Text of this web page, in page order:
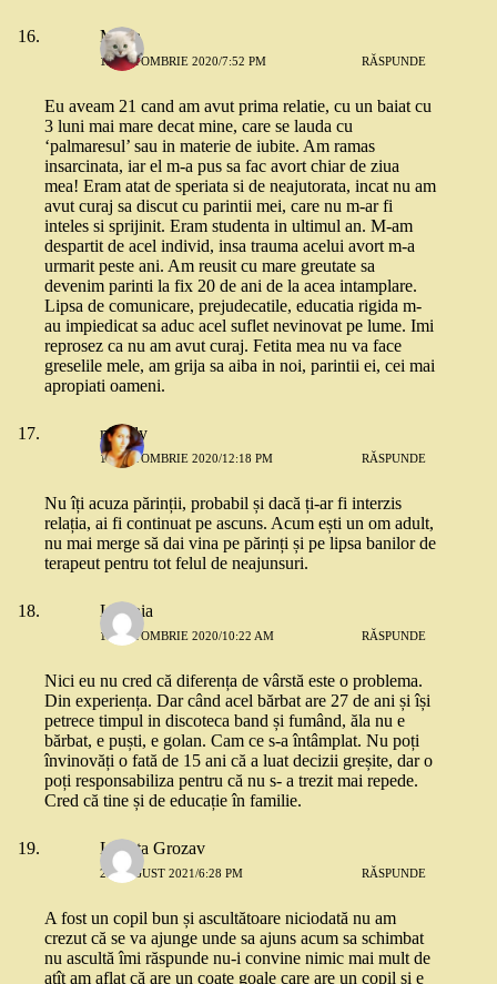
Marta
13 OCTOMBRIE 2020/7:52 PM RĂSPUNDE
Eu aveam 21 cand am avut prima relatie, cu un baiat cu
3 luni mai mare decat mine, care se lauda cu
‘palmaresul’ sau in materie de iubite. Am ramas
insarcinata, iar el m-a pus sa fac avort chiar de ziua
mea! Eram atat de speriata si de neajutorata, incat nu am
avut curaj sa discut cu parintii mei, care nu m-ar fi
inteles si sprijinit. Eram studenta in ultimul an. M-am
despartit de acel individ, insa trauma acelui avort m-a
urmarit peste ani. Am reusit cu mare greutate sa
devenim parinti la fix 20 de ani de la acea intamplare.
Lipsa de comunicare, prejudecatile, educatia rigida m-
au impiedicat sa aduc acel suflet nevinovat pe lume. Imi
reprosez ca nu am avut curaj. Fetita mea nu va face
greselile mele, am grija sa aiba in noi, parintii ei, cei mai
apropiati oameni.
maddy
14 OCTOMBRIE 2020/12:18 PM RĂSPUNDE
Nu îți acuza părinții, probabil și dacă ți-ar fi interzis
relația, ai fi continuat pe ascuns. Acum ești un om adult,
nu mai merge să dai vina pe părinți și pe lipsa banilor de
terapeut pentru tot felul de neajunsuri.
Lavinia
18 OCTOMBRIE 2020/10:22 AM RĂSPUNDE
Nici eu nu cred că diferența de vârstă este o problema.
Din experiența. Dar când acel bărbat are 27 de ani și își
petrece timpul in discoteca band și fumând, ăla nu e
bărbat, e puști, e golan. Cam ce s-a întâmplat. Nu poți
învinovăți o fată de 15 ani că a luat decizii greșite, dar o
poți responsabiliza pentru că nu s- a trezit mai repede.
Cred că tine și de educație în familie.
Lenuța Grozav
25 AUGUST 2021/6:28 PM RĂSPUNDE
A fost un copil bun și ascultătoare niciodată nu am
crezut că se va ajunge unde sa ajuns acum sa schimbat
nu ascultă îmi răspunde nu-i convine nimic mai mult de
atît am aflat că are un coate goale care are un copil și e